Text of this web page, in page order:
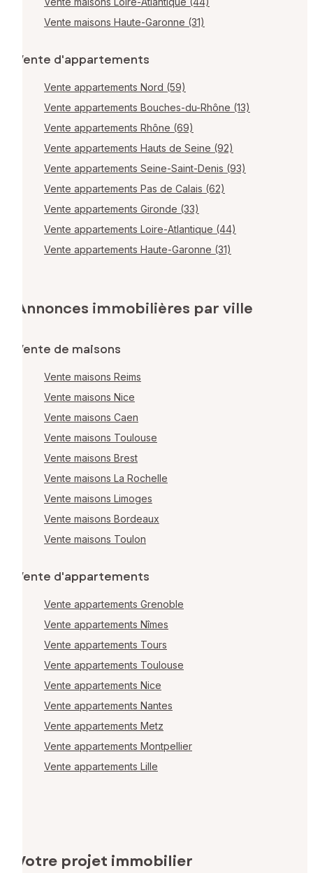
Vente maisons Haute-Garonne (31)
Vente d'appartements
Vente appartements Nord (59)
Vente appartements Bouches-du-Rhône (13)
Vente appartements Rhône (69)
Vente appartements Hauts de Seine (92)
Vente appartements Seine-Saint-Denis (93)
Vente appartements Pas de Calais (62)
Vente appartements Gironde (33)
Vente appartements Loire-Atlantique (44)
Vente appartements Haute-Garonne (31)
Annonces immobilières par ville
Vente de maisons
Vente maisons Reims
Vente maisons Nice
Vente maisons Caen
Vente maisons Toulouse
Vente maisons Brest
Vente maisons La Rochelle
Vente maisons Limoges
Vente maisons Bordeaux
Vente maisons Toulon
Vente d'appartements
Vente appartements Grenoble
Vente appartements Nîmes
Vente appartements Tours
Vente appartements Toulouse
Vente appartements Nice
Vente appartements Nantes
Vente appartements Metz
Vente appartements Montpellier
Vente appartements Lille
Votre projet immobilier